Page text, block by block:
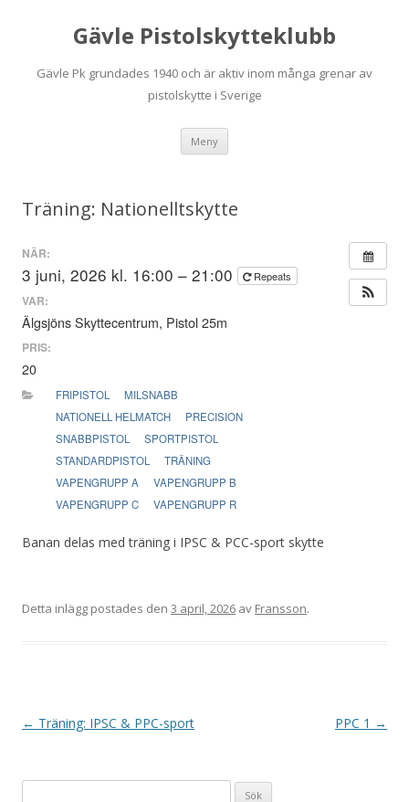
Gävle Pistolskytteklubb
Gävle Pk grundades 1940 och är aktiv inom många grenar av
pistolskytte i Sverige
Meny
Träning: Nationelltskytte
NÄR:
3 juni, 2026 kl. 16:00 – 21:00 Repeats
VAR:
Älgsjöns Skyttecentrum, Pistol 25m
PRIS:
20
FRIPISTOL
MILSNABB
NATIONELL HELMATCH
PRECISION
SNABBPISTOL
SPORTPISTOL
STANDARDPISTOL
TRÄNING
VAPENGRUPP A
VAPENGRUPP B
VAPENGRUPP C
VAPENGRUPP R
Banan delas med träning i IPSC & PCC-sport skytte
Detta inlägg postades den 3 april, 2026 av Fransson.
I← Träning: IPSC & PPC-sport PPC 1 →